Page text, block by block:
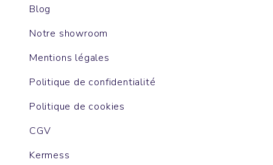
Blog
Notre showroom
Mentions légales
Politique de confidentialité
Politique de cookies
CGV
Kermess